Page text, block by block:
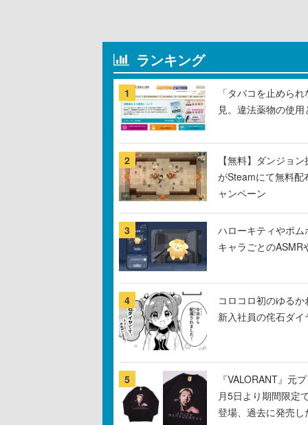
ランキング
1
「タバコを止めら
見。違法薬物の使
2
【無料】ダンジョ
がSteamにて無料
ャンペーン
3
ハローキティやポム
キャラごとのASMR
4
コロコロ初のゆる
新入社員の侘石ダ
5
『VALORANT』元
月5日より期間限定
登場、過去に発売し